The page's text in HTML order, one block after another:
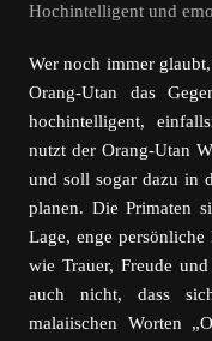
Hochintelligent und
Wer noch immer
Orang-Utan das
hochintelligent,
nutzt der Orang-Utan
und soll sogar dazu in
planen. Die Primaten
Lage, enge
wie Trauer, Freude
auch nicht, dass
malaiischen Worten